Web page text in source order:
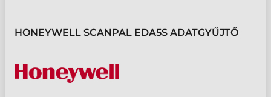
HONEYWELL SCANPAL EDA5S ADATGYŰJTŐ